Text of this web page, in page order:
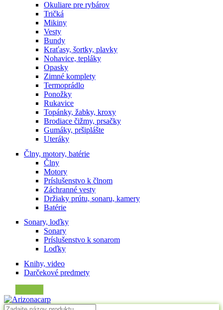
Okuliare pre rybárov
Tričká
Mikiny
Vesty
Bundy
Kraťasy, šortky, plavky
Nohavice, tepláky
Opasky
Zimné komplety
Termoprádlo
Ponožky
Rukavice
Topánky, žabky, kroxy
Brodiace čižmy, prsačky
Gumáky, pršiplášte
Uteráky
Člny, motory, batérie
Člny
Motory
Príslušenstvo k člnom
Záchranné vesty
Držiaky prútu, sonaru, kamery
Batérie
Sonary, loďky
Sonary
Príslušenstvo k sonarom
Loďky
Knihy, video
Darčekové predmety